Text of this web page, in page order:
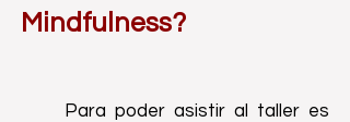
Mindfulness?
Para poder asistir al taller es